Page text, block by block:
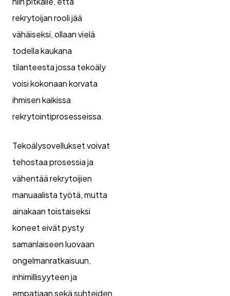
rekrytoijan rooli jää
vähäiseksi, ollaan vielä
todella kaukana
tilanteesta jossa tekoäly
voisi kokonaan korvata
ihmisen kaikissa
rekrytointiprosesseissa.
Tekoälysovellukset voivat
tehostaa prosessia ja
vähentää rekrytoijien
manuaalista työtä, mutta
ainakaan toistaiseksi
koneet eivät pysty
samanlaiseen luovaan
ongelmanratkaisuun,
inhimillisyyteen ja
empatiaan sekä suhteiden